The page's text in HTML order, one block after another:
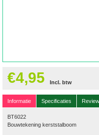
€4,95 Incl. btw
Informatie Specificaties
BT6022
Bouwtekening kerststalboom